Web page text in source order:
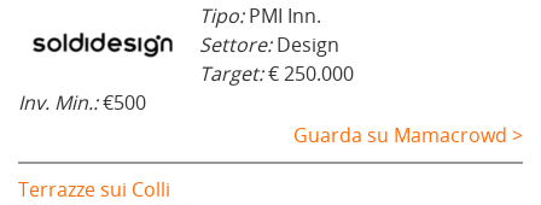
Tipo:PMI Inn.
Settore:Design
Target:€ 250.000
Inv. Min.:€500
Guarda su Mamacrowd >
Terrazze sui Colli